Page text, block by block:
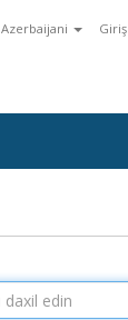
Azerbaijani Giriş